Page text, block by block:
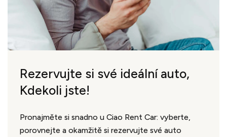
Rezervujte si své ideální auto,
Kdekoli jste!
Pronajměte si snadno u Ciao Rent Car: vyberte,
porovnejte a okamžitě si rezervujte své auto